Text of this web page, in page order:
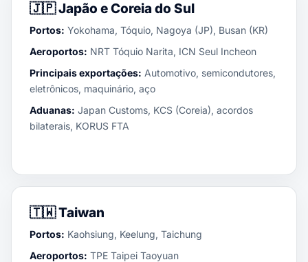
🇯🇵Japão e Coreia do Sul
Portos: Yokohama, Tóquio, Nagoya (JP), Busan (KR)
Aeroportos: NRT Tóquio Narita, ICN Seul Incheon
Principais exportações: Automotivo, semicondutores,
eletrônicos, maquinário, aço
Aduanas: Japan Customs, KCS (Coreia), acordos
bilaterais, KORUS FTA
🇹🇼Taiwan
Portos: Kaohsiung, Keelung, Taichung
Aeroportos: TPE Taipei Taoyuan